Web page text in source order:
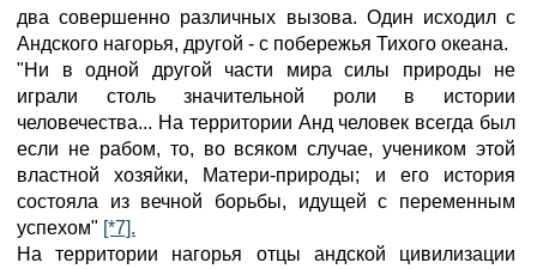
два совершенно различных вызова. Один исходил с
Андского нагорья, другой - с побережья Тихого океана.
"Ни в одной другой части мира силы природы не
играли столь значительной роли в истории
человечества... На территории Анд человек всегда был
если не рабом, то, во всяком случае, учеником этой
властной хозяйки, Матери-природы; и его история
состояла из вечной борьбы, идущей с переменным
успехом" [*7].
На территории нагорья отцы андской цивилизации